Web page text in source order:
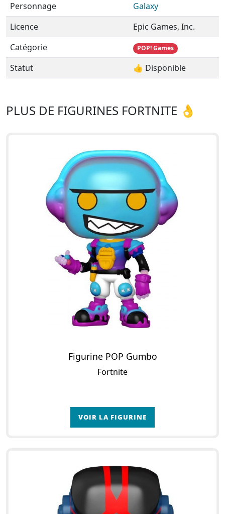
Personnage
Galaxy
Licence
Epic Games, Inc.
Catégorie
POP! Games
Statut 👍 Disponible
PLUS DE FIGURINES FORTNITE 👌
Figurine POP Gumbo
Fortnite
VOIR LA FIGURINE